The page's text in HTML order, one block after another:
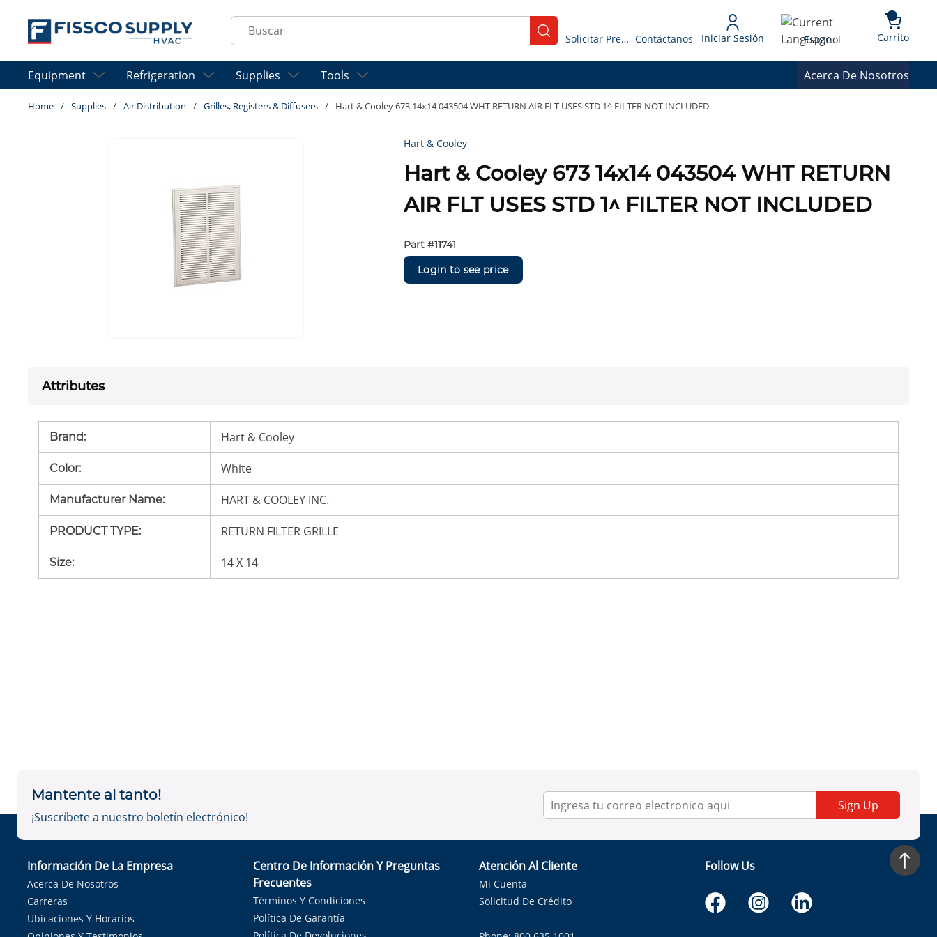
Skip to main content
Site Search
submit search
Solicitar Presupuesto Contáctanos Iniciar Sesión Language
Espanol Carrito{0}
Equipment Refrigeration Supplies Tools Acerca De Nosotros
Home / Supplies / Air Distribution / Grilles, Registers & Diffusers / Hart & Cooley 673 14x14 043504 WHT RETURN AIR FLT USES STD 1^ FILTER NOT INCLUDED
Hart & Cooley
Hart & Cooley 673 14x14 043504 WHT RETURN
AIR FLT USES STD 1^ FILTER NOT INCLUDED
Part #11741
Login to see price
Attributes
Brand: Hart & Cooley
Color: White
Manufacturer Name: HART & COOLEY INC.
PRODUCT TYPE: RETURN FILTER GRILLE
Size: 14 X 14
Mantente al tanto!
¡Suscríbete a nuestro boletín electrónico!
Sign Up
Información De La Empresa
Acerca De Nosotros
Carreras
Ubicaciones Y Horarios
Centro De Información Y Preguntas
Frecuentes
Términos Y Condiciones
Política De Garantía
Atención Al Cliente
Mi Cuenta
Solicitud De Crédito
Follow Us